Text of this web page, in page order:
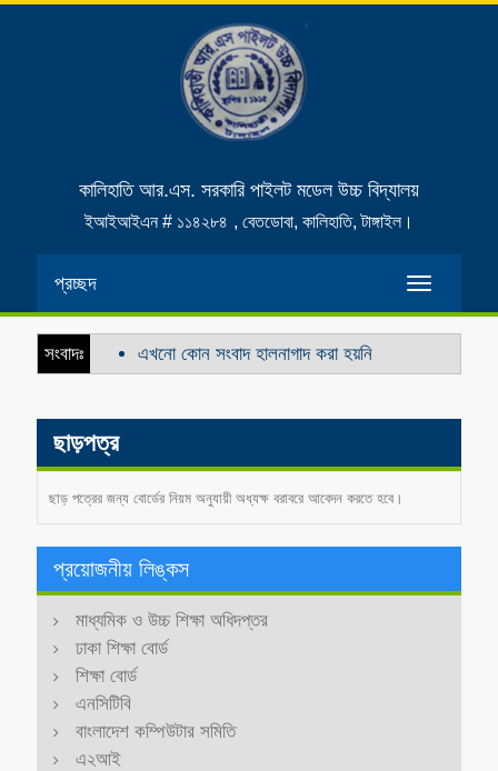
কালিহাতি আর.এস. সরকারি পাইলট মডেল উচ্চ বিদ্যালয়
ইআইআইএন # ১১৪২৮৪ , বেতডোবা, কালিহাতি, টাঙ্গাইল।
Toggle
প্রচ্ছদ
সংবাদঃ এখনো কোন সংবাদ হালনাগাদ করা হয়নি
ছাড়পত্র
ছাড় পত্রের জন্য বোর্ডের নিয়ম অনুযায়ী অধ্যক্ষ বরাবরে আবেদন করতে হবে।
প্রয়োজনীয় লিঙ্কস
মাধ্যমিক ও উচ্চ শিক্ষা অধিদপ্তর
ঢাকা শিক্ষা বোর্ড
শিক্ষা বোর্ড
এনসিটিবি
বাংলাদেশ কম্পিউটার সমিতি
এ২আই